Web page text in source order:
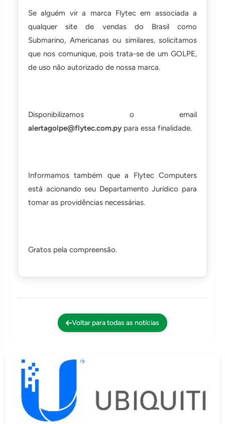
Se alguém vir a marca Flytec em associada a
qualquer site de vendas do Brasil como
Submarino, Americanas ou similares, solicitamos
que nos comunique, pois trata-se de um GOLPE,
de uso não autorizado de nossa marca.
Disponibilizamos o email
alertagolpe@flytec.com.py para essa finalidade.
Informamos também que a Flytec Computers
está acionando seu Departamento Jurídico para
tomar as providências necessárias.
Gratos pela compreensão.
Voltar para todas as notícias